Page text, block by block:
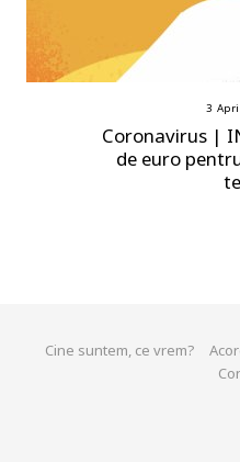
3
Coronavirus |
de euro
Cine suntem, ce vrem?